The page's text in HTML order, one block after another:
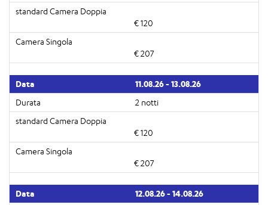
€ 120
€ 207
11.08.26 - 13.08.26
2 notti
€ 120
€ 207
12.08.26 - 14.08.26